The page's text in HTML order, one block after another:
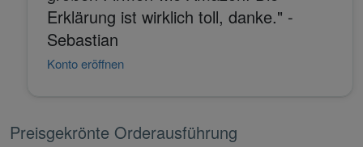
Erklärung ist wirklich toll, danke." -
Sebastian
Konto eröffnen
Preisgekrönte Orderausführung